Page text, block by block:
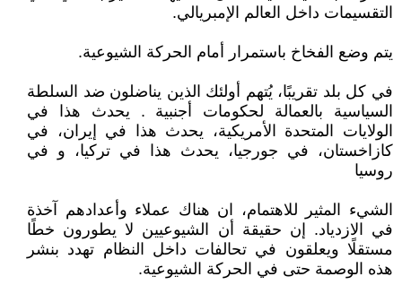
التقسيمات داخل العالم الإمبريالي.
يتم وضع الفخاخ باستمرار أمام الحركة الشيوعية.
في كل بلد تقريبًا، يُتهم أولئك الذين يناضلون ضد السلطة
السياسية بالعمالة لحكومات أجنبية . يحدث هذا في
الولايات المتحدة الأمريكية، يحدث هذا في إيران، في
كازاخستان، في جورجيا، يحدث هذا في تركيا، و في
روسيا
الشيء المثير للاهتمام، ان هناك عملاء وأعدادهم آخذة
في الازدياد. إن حقيقة أن الشيوعيين لا يطورون خطًا
مستقلًا ويعلقون في تحالفات داخل النظام تهدد بنشر
هذه الوصمة حتى في الحركة الشيوعية.